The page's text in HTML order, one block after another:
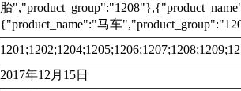
胎
{"product_name":"马车
2017年12月15日